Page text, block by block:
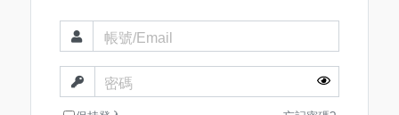
帳號/Email
密碼